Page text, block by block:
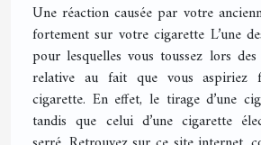
Une réaction causée par votre
fortement sur votre cigarette L’une
pour lesquelles vous toussez lors
relative au fait que vous aspiriez
cigarette. En effet, le tirage d’une
tandis que celui d’une cigarette